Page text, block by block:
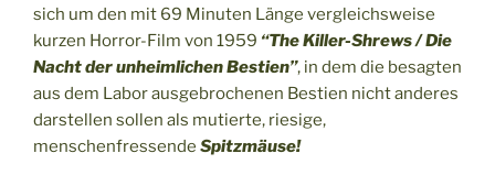
sich um den mit 69 Minuten Länge vergleichsweise
kurzen Horror-Film von 1959 “The Killer-Shrews / Die
Nacht der unheimlichen Bestien”, in dem die besagten
aus dem Labor ausgebrochenen Bestien nicht anderes
darstellen sollen als mutierte, riesige,
menschenfressende Spitzmäuse!